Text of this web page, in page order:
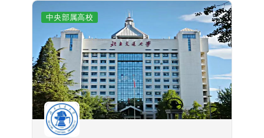
中央部属高校